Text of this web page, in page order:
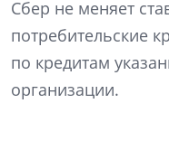
Сбер не меняет
потребительские
по кредитам
организации.